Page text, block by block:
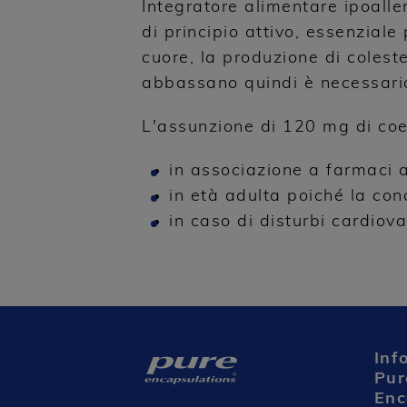
Integratore alimentare
di principio attivo,
cuore, la produzione di
abbassano quindi è
L'assunzione di 120 mg di
in associazione a farmaci
in età adulta poiché la
in caso di disturbi